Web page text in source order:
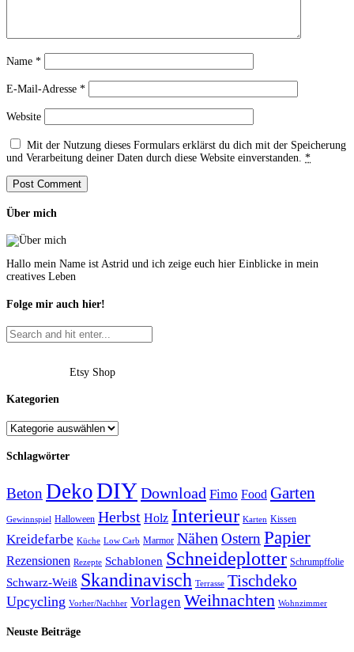
Name *
E-Mail-Adresse *
Website
Mit der Nutzung dieses Formulars erklärst du dich mit der Speicherung
und Verarbeitung deiner Daten durch diese Website einverstanden. *
Über mich
Hallo mein Name ist Astrid und ich zeige euch hier Einblicke in mein
creatives Leben
Folge mir auch hier!
Etsy Shop
Kategorien
Schlagwörter
Beton DekoDIYDownload Fimo Food Garten
Gewinnspiel Halloween Herbst Holz Interieur Karten Kissen
Kreidefarbe Küche Low Carb Marmor Nähen Ostern Papier
Rezensionen Rezepte Schablonen Schneideplotter Schrumpffolie
Schwarz-Weiß Skandinavisch Terrasse Tischdeko
Upcycling Vorher/Nachher Vorlagen Weihnachten Wohnzimmer
Neuste Beiträge